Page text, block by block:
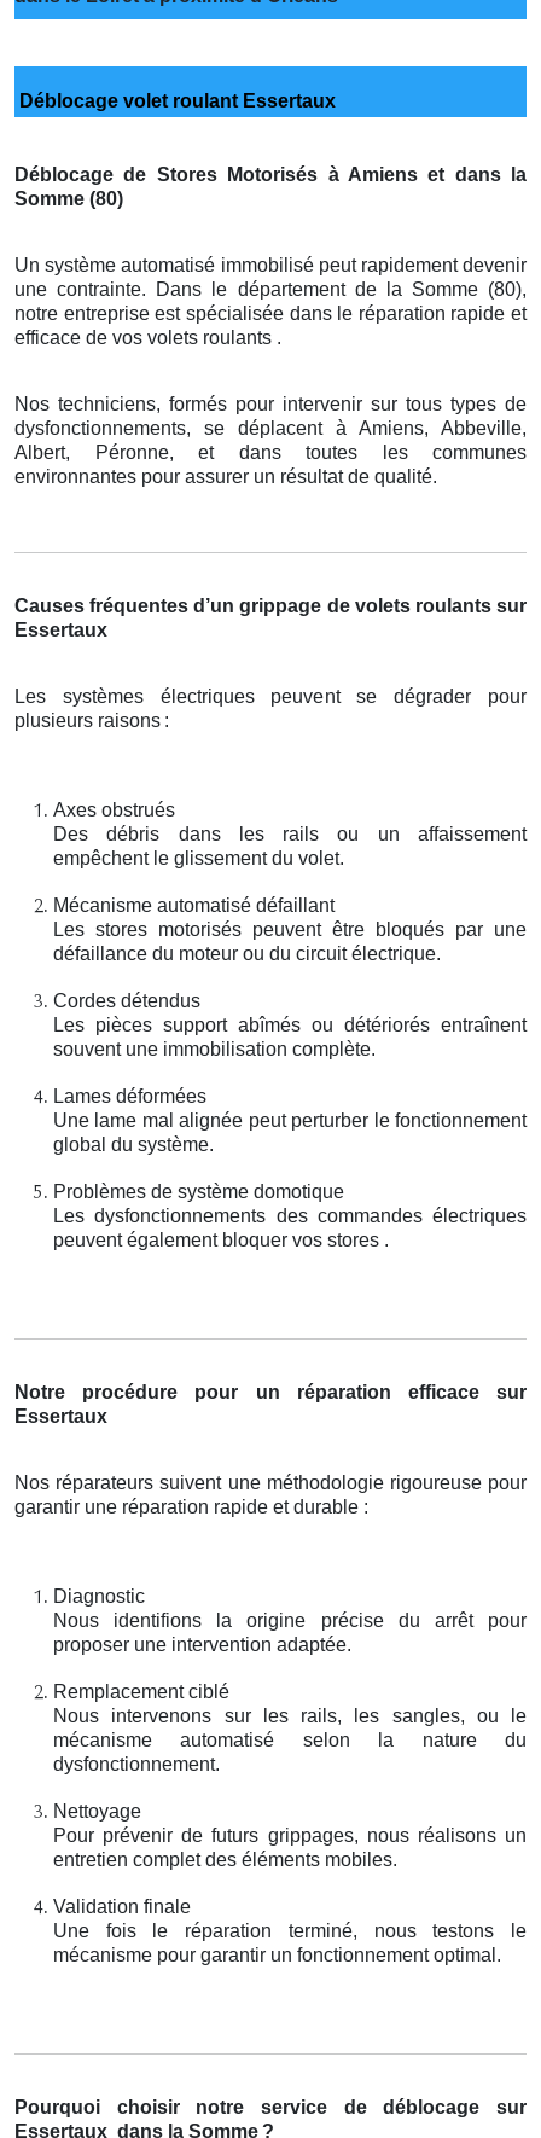
Déblocage volet roulant Essertaux
Déblocage de Stores Motorisés à Amiens et dans la
Somme (80)
Un système automatisé immobilisé peut rapidement devenir
une contrainte. Dans le département de la Somme (80),
notre entreprise est spécialisée dans le réparation rapide et
efficace de vos volets roulants .
Nos techniciens, formés pour intervenir sur tous types de
dysfonctionnements, se déplacent à Amiens, Abbeville,
Albert, Péronne, et dans toutes les communes
environnantes pour assurer un résultat de qualité.
Causes fréquentes d’un grippage de volets roulants sur
Essertaux
Les systèmes électriques peuvent se dégrader pour
plusieurs raisons :
Axes obstrués
Des débris dans les rails ou un affaissement
empêchent le glissement du volet.
Mécanisme automatisé défaillant
Les stores motorisés peuvent être bloqués par une
défaillance du moteur ou du circuit électrique.
Cordes détendus
Les pièces support abîmés ou détériorés entraînent
souvent une immobilisation complète.
Lames déformées
Une lame mal alignée peut perturber le fonctionnement
global du système.
Problèmes de système domotique
Les dysfonctionnements des commandes électriques
peuvent également bloquer vos stores .
Notre procédure pour un réparation efficace sur
Essertaux
Nos réparateurs suivent une méthodologie rigoureuse pour
garantir une réparation rapide et durable :
Diagnostic
Nous identifions la origine précise du arrêt pour
proposer une intervention adaptée.
Remplacement ciblé
Nous intervenons sur les rails, les sangles, ou le
mécanisme automatisé selon la nature du
dysfonctionnement.
Nettoyage
Pour prévenir de futurs grippages, nous réalisons un
entretien complet des éléments mobiles.
Validation finale
Une fois le réparation terminé, nous testons le
mécanisme pour garantir un fonctionnement optimal.
Pourquoi choisir notre service de déblocage sur
Essertaux dans la Somme ?